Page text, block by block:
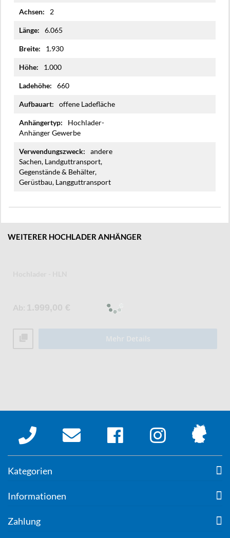
2
6.065
1.930
1.000
660
offene Ladefläche
Hochlader-
Anhänger Gewerbe
andere
Sachen, Landguttransport,
Gegenstände & Behälter,
Gerüstbau, Langguttransport
WEITERER HOCHLADER ANHÄNGER
Mehr Details
Kategorien
Informationen
Zahlung